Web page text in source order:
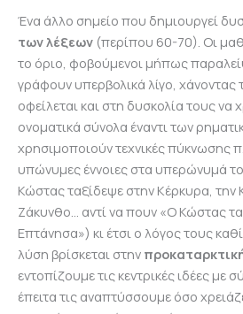
Ένα άλλο σημείο που δημιουργεί
των λέξεων (περίπου 60-70). Οι
το όριο, φοβούμενοι μήπως
γράφουν υπερβολικά λίγο,
οφείλεται και στη δυσκολία τους
ονοματικά σύνολα έναντι των
χρησιμοποιούν τεχνικές πύκνωσης
υπώνυμες έννοιες στα υπερώνυμά
Κώστας ταξίδεψε στην Κέρκυρα, την
Ζάκυνθο… αντί να πουν «Ο Κώστας
Επτάνησα») κι έτσι ο λόγος τους
λύση βρίσκεται στην
εντοπίζουμε τις κεντρικές ιδέες με
έπειτα τις αναπτύσσουμε όσο